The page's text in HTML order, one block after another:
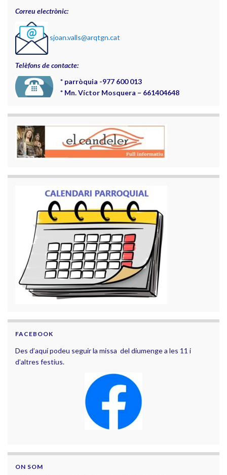
Correu electrònic:
sjoan.valls@arqtgn.cat
Telèfons de contacte:
* parròquia -977 600 013
* Mn. Víctor Mosquera – 661404648
FACEBOOK
Des d’aquí podeu seguir la missa del diumenge a les 11 i
d’altres festius.
ON SOM